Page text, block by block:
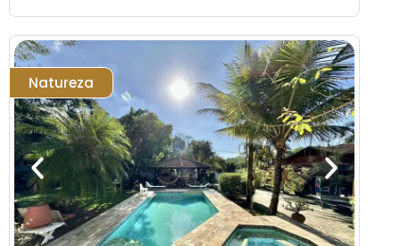
Natureza